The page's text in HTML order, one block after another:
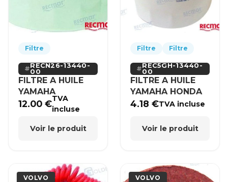
Filtre
RECN26-13440-
00
FILTRE A HUILE
YAMAHA
12.00€TVA
incluse
Voir le produit
Filtre Filtre
REC5GH-13440-
00
FILTRE A HUILE
YAMAHA HONDA
4.18€TVA incluse
Voir le produit
VOLVO VOLVO